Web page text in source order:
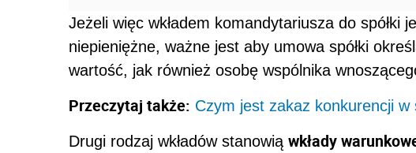
Jeżeli więc wkładem komandytariusza do spółki
niepieniężne, ważne jest aby umowa spółki
wartość, jak również osobę wspólnika
Przeczytaj także: Czym jest zakaz konkurencji w
Drugi rodzaj wkładów stanowią wkłady